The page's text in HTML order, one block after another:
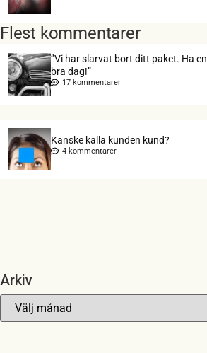
Flest kommentarer
”Vi har slarvat bort ditt paket. Ha en
bra dag!”
17 kommentarer
Kanske kalla kunden kund?
4 kommentarer
Arkiv